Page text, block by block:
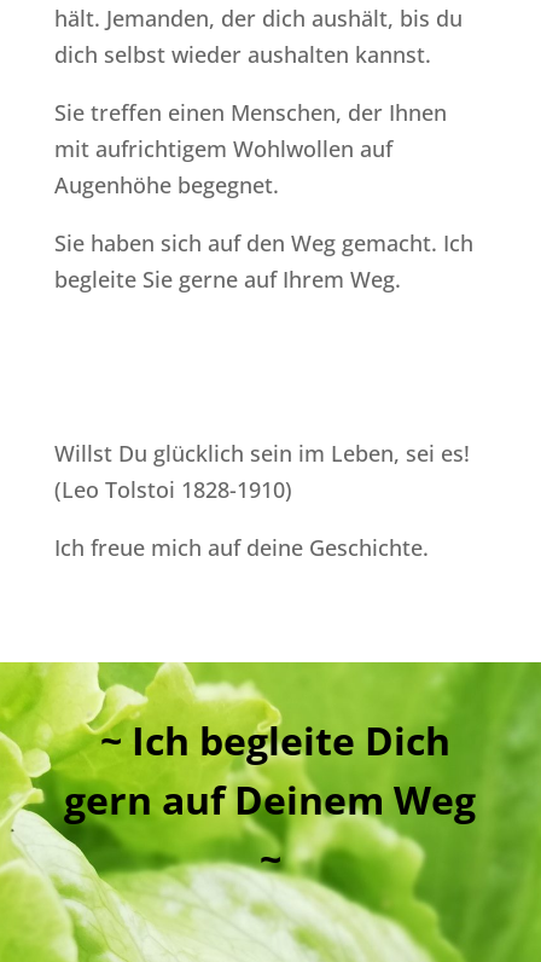
hält. Jemanden, der dich aushält, bis du
dich selbst wieder aushalten kannst.
Sie treffen einen Menschen, der Ihnen
mit aufrichtigem Wohlwollen auf
Augenhöhe begegnet.
Sie haben sich auf den Weg gemacht. Ich
begleite Sie gerne auf Ihrem Weg.
Willst Du glücklich sein im Leben, sei es!
(Leo Tolstoi 1828-1910)
Ich freue mich auf deine Geschichte.
~ Ich begleite Dich
gern auf Deinem Weg
~